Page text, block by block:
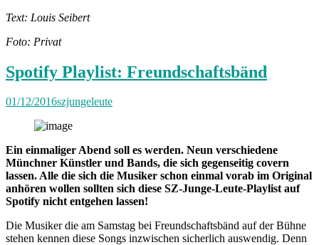
Text: Louis Seibert
Foto: Privat
Spotify Playlist: Freundschaftsbänd
01/12/2016szjungeleute
Ein einmaliger Abend soll es werden. Neun verschiedene
Münchner Künstler und Bands, die sich gegenseitig covern
lassen. Alle die sich die Musiker schon einmal vorab im Original
anhören wollen sollten sich diese SZ-Junge-Leute-Playlist auf
Spotify nicht entgehen lassen!
Die Musiker die am Samstag bei Freundschaftsbänd auf der Bühne
stehen kennen diese Songs inzwischen sicherlich auswendig. Denn